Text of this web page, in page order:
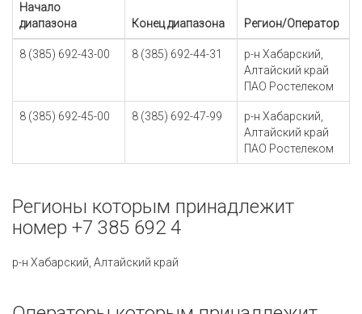
Начало
диапазона
Конец диапазона Регион/Оператор
8 (385) 692-43-00 8 (385) 692-44-31
р-н Хабарский,
Алтайский край
ПАО Ростелеком
8 (385) 692-45-00 8 (385) 692-47-99
р-н Хабарский,
Алтайский край
ПАО Ростелеком
Регионы которым принадлежит
номер +7 385 692 4
р-н Хабарский, Алтайский край